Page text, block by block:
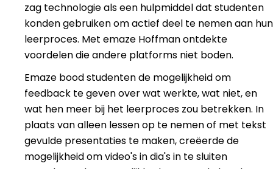
zag technologie als een hulpmiddel dat studenten
konden gebruiken om actief deel te nemen aan hun
leerproces. Met emaze Hoffman ontdekte
voordelen die andere platforms niet boden.
Emaze bood studenten de mogelijkheid om
feedback te geven over wat werkte, wat niet, en
wat hen meer bij het leerproces zou betrekken. In
plaats van alleen lessen op te nemen of met tekst
gevulde presentaties te maken, creëerde de
mogelijkheid om video's in dia's in te sluiten